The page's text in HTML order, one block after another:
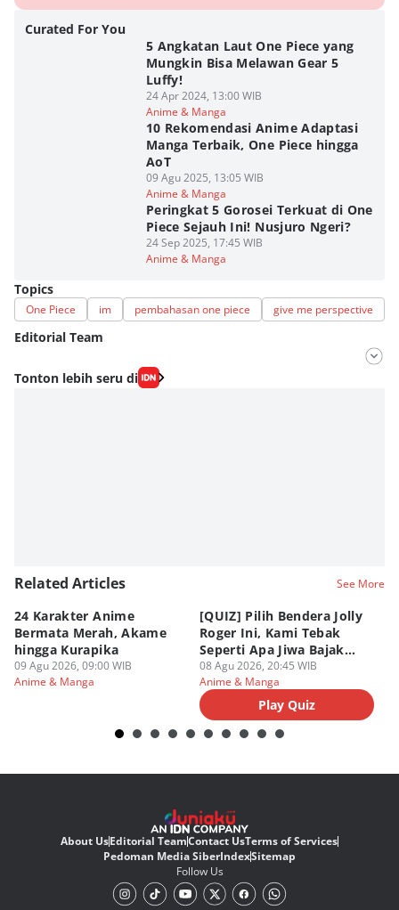
Curated For You
5 Angkatan Laut One Piece yang
Mungkin Bisa Melawan Gear 5
Luffy!
24 Apr 2024, 13:00 WIB
Anime & Manga
10 Rekomendasi Anime Adaptasi
Manga Terbaik, One Piece hingga
AoT
09 Agu 2025, 13:05 WIB
Anime & Manga
Peringkat 5 Gorosei Terkuat di One
Piece Sejauh Ini! Nusjuro Ngeri?
24 Sep 2025, 17:45 WIB
Anime & Manga
Topics
One Piece im pembahasan one piece give me perspective
Editorial Team
Editor
Fahrul Razi Uni Nurullah
Tonton lebih seru di
Related Articles See More
24 Karakter Anime
Bermata Merah, Akame
hingga Kurapika
09 Agu 2026, 09:00 WIB
Anime & Manga
[QUIZ] Pilih Bendera Jolly
Roger Ini, Kami Tebak
Seperti Apa Jiwa Bajak
Laut Dalam Dirimu
08 Agu 2026, 20:45 WIB
Anime & Manga
Play Quiz
About UsEditorial TeamContact UsTerms of Services
Pedoman Media SiberIndexSitemap
Follow Us